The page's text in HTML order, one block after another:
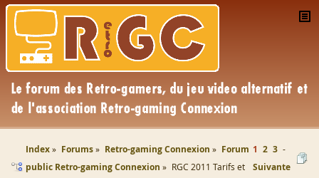
Index Forums Retro-gaming Connexion
Forum
public Retro-gaming Connexion
RGC 2011 Tarifs et
1 2 3
Suivante